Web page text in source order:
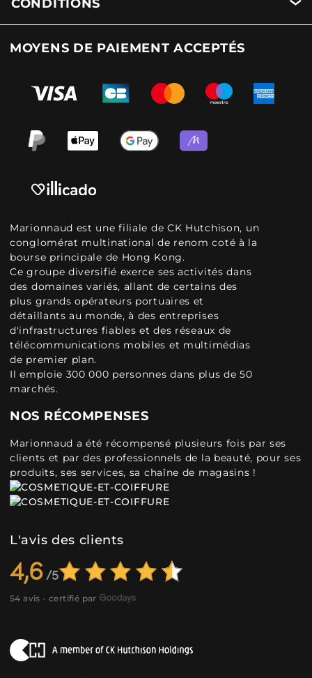
CONDITIONS
MOYENS DE PAIEMENT ACCEPTÉS
Marionnaud est une filiale de CK Hutchison, un
conglomérat multinational de renom coté à la
bourse principale de Hong Kong.
Ce groupe diversifié exerce ses activités dans
des domaines variés, allant de certains des
plus grands opérateurs portuaires et
détaillants au monde, à des entreprises
d'infrastructures fiables et des réseaux de
télécommunications mobiles et multimédias
de premier plan.
Il emploie 300 000 personnes dans plus de 50
marchés.
NOS RÉCOMPENSES
Marionnaud a été récompensé plusieurs fois par ses
clients et par des professionnels de la beauté, pour ses
produits, ses services, sa chaîne de magasins !
L'avis des clients
4,6
54 avis - certifié par